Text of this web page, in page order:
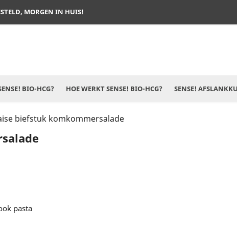
MORGEN IN HUIS!
BIO-HCG? HOE WERKT SENSE! BIO-HCG? SENSE!
biefstuk komkommersalade
pasta